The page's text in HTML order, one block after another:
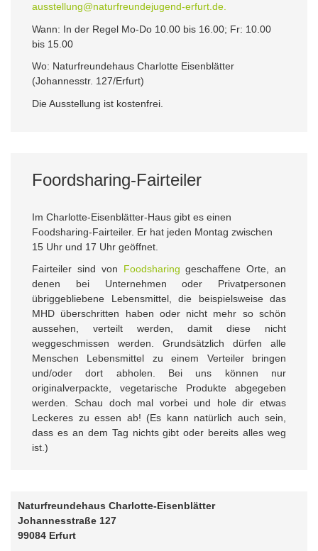
ausstellung@naturfreundejugend-erfurt.de.
Wann: In der Regel Mo-Do 10.00 bis 16.00; Fr: 10.00
bis 15.00
Wo: Naturfreundehaus Charlotte Eisenblätter
(Johannesstr. 127/Erfurt)
Die Ausstellung ist kostenfrei.
Foordsharing-Fairteiler
Im Charlotte-Eisenblätter-Haus gibt es einen
Foodsharing-Fairteiler. Er hat jeden Montag zwischen
15 Uhr und 17 Uhr geöffnet.
Fairteiler sind von Foodsharing geschaffene Orte, an
denen bei Unternehmen oder Privatpersonen
übriggebliebene Lebensmittel, die beispielsweise das
MHD überschritten haben oder nicht mehr so schön
aussehen, verteilt werden, damit diese nicht
weggeschmissen werden. Grundsätzlich dürfen alle
Menschen Lebensmittel zu einem Verteiler bringen
und/oder dort abholen. Bei uns können nur
originalverpackte, vegetarische Produkte abgegeben
werden. Schau doch mal vorbei und hole dir etwas
Leckeres zu essen ab! (Es kann natürlich auch sein,
dass es an dem Tag nichts gibt oder bereits alles weg
ist.)
Naturfreundehaus Charlotte-Eisenblätter
Johannesstraße 127
99084 Erfurt